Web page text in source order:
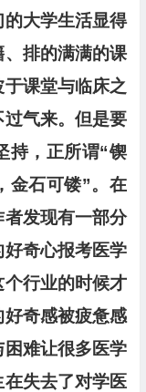
的大学生活显得
排的满满的课
课堂与临床之
气来。但是要
持，正所谓“锲
金石可镂”。在
发现有一部分
奇心报考医学
个行业的时候才
奇感被疲惫感
难让很多医学
失去了对学医